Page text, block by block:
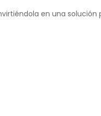
en una solución